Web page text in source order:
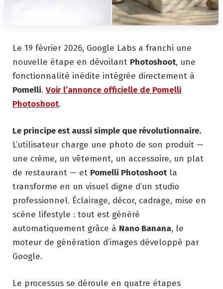
Le 19 février 2026, Google Labs a franchi une
nouvelle étape en dévoilant Photoshoot, une
fonctionnalité inédite intégrée directement à
Pomelli. Voir l’annonce officielle de Pomelli
Photoshoot.
Le principe est aussi simple que révolutionnaire.
L’utilisateur charge une photo de son produit —
une crème, un vêtement, un accessoire, un plat
de restaurant — et Pomelli Photoshootla
transforme en un visuel digne d’un studio
professionnel. Éclairage, décor, cadrage, mise en
scène lifestyle : tout est généré
automatiquement grâce à Nano Banana, le
moteur de génération d’images développé par
Google.
Le processus se déroule en quatre étapes